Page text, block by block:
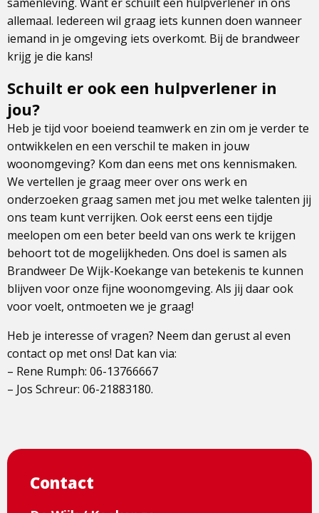
allemaal. Iedereen wil graag iets kunnen doen wanneer
iemand in je omgeving iets overkomt. Bij de brandweer
krijg je die kans!
Schuilt er ook een hulpverlener in
jou?
Heb je tijd voor boeiend teamwerk en zin om je verder te
ontwikkelen en een verschil te maken in jouw
woonomgeving? Kom dan eens met ons kennismaken.
We vertellen je graag meer over ons werk en
onderzoeken graag samen met jou met welke talenten jij
ons team kunt verrijken. Ook eerst eens een tijdje
meelopen om een beter beeld van ons werk te krijgen
behoort tot de mogelijkheden. Ons doel is samen als
Brandweer De Wijk-Koekange van betekenis te kunnen
blijven voor onze fijne woonomgeving. Als jij daar ook
voor voelt, ontmoeten we je graag!
Heb je interesse of vragen? Neem dan gerust al even
contact op met ons! Dat kan via:
– Rene Rumph: 06-13766667
– Jos Schreur: 06-21883180.
Contact